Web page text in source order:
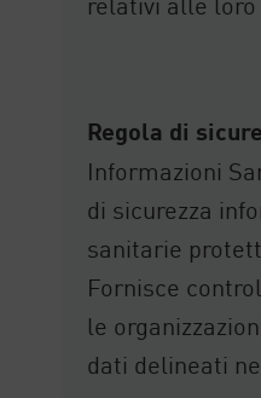
Regola di
Informazioni
di sicurezza
sanitarie
Fornisce
le
dati delineati